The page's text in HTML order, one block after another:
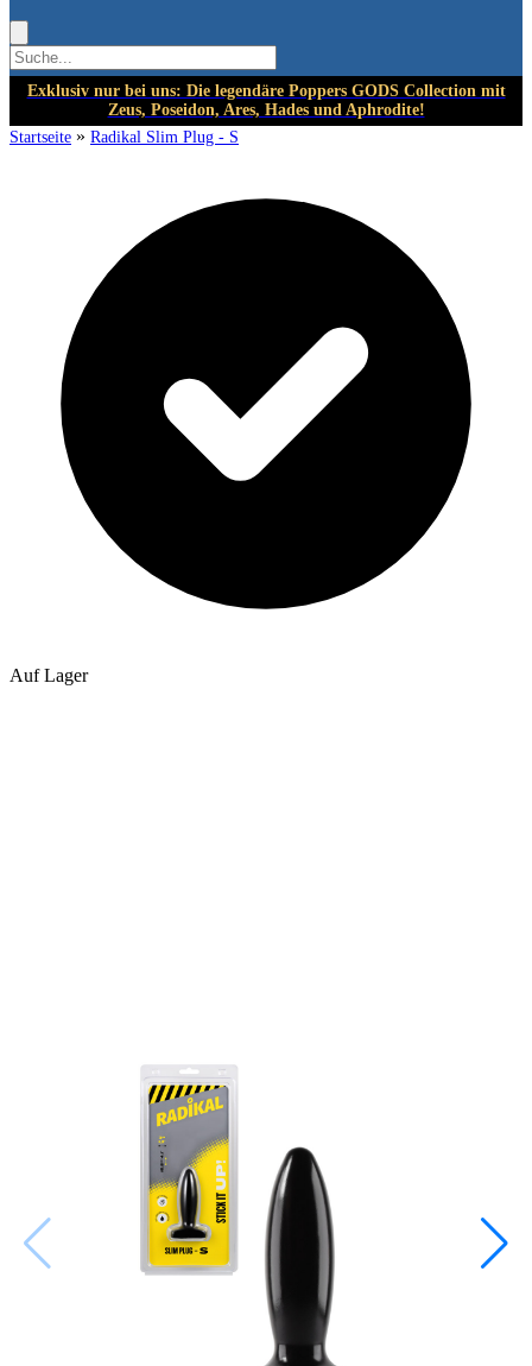
Exklusiv nur bei uns: Die legendäre Poppers GODS Collection mit
Zeus, Poseidon, Ares, Hades und Aphrodite!
Startseite » Radikal Slim Plug - S
Auf Lager